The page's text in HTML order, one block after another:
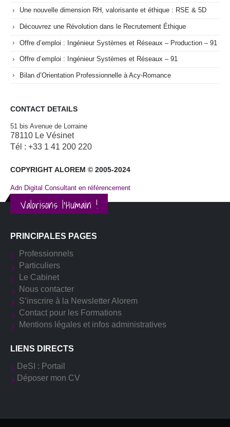
Une nouvelle dimension RH, valorisante et éthique : RSE & 5D
Découvrez une Révolution dans le Recrutement Éthique
Offre d’emploi : Ingénieur Systèmes et Réseaux – Production – 91
Offre d’emploi : Ingénieur Systèmes et Réseaux – 91
Bilan d’Orientation Professionnelle à Acy-Romance
CONTACT DETAILS
51 bis Avenue de Lorraine
78110 Le Vésinet
Tél : +33 1 41 200 220
COPYRIGHT ALOREM © 2005-2024
Adn Digital Consultant en référencement
Valorisons l'Humain !
PRINCIPALES PAGES
Professionnels
Particuliers
Le Cabinet
Nous contacter
S’inscrire à la Newsletter Alorem
Contact pour les Formations
Mentions légales et infos administratives
LIENS DIRECTS
DeSI : Portail
Déposer mon CV